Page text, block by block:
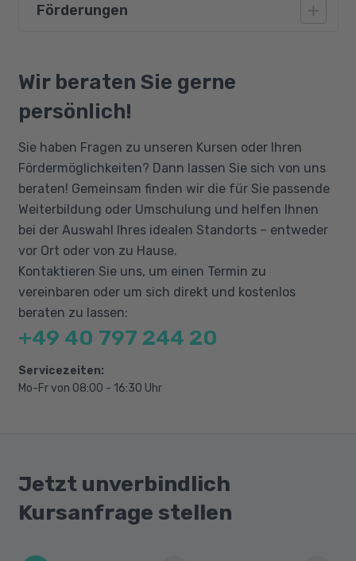
Wortschatz-Aufbau
Berufssprachgebrauch
Präzisierung der Aussprache
Ausbau der Hör- und
Leseverständniskompetenz
Teilnahmevoraussetzungen sind ein
grundlegende Kenntnisse der deutschen
Sprache sowie idealerweise
eineBerufsausbildung / ein Studium oder
Genaue Regelungen erfolgen in Abstimmung
mit dem Jobcenter / der Arbeitsagentur oder
der optierenden Kommune.
Förderungen
Qualifizierungschancengesetz
Berufliche Rehabilitation
Wir beraten Sie gerne
persönlich!
Sie haben Fragen zu unseren Kursen oder Ihren
Fördermöglichkeiten? Dann lassen Sie sich von uns
beraten! Gemeinsam finden wir die für Sie passende
Weiterbildung oder Umschulung und helfen Ihnen
bei der Auswahl Ihres idealen Standorts – entweder
vor Ort oder von zu Hause.
Kontaktieren Sie uns, um einen Termin zu
vereinbaren oder um sich direkt und kostenlos
beraten zu lassen:
+49 40 797 244 20
Servicezeiten:
Mo-Fr von 08:00 - 16:30 Uhr
Jetzt unverbindlich
Kursanfrage stellen